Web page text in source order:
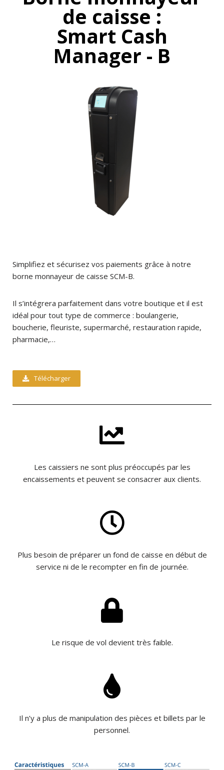
de caisse :
Smart Cash
Manager - B
Simplifiez et sécurisez vos paiements grâce à notre
borne monnayeur de caisse SCM-B.
Il s’intégrera parfaitement dans votre boutique et il est
idéal pour tout type de commerce : boulangerie,
boucherie, fleuriste, supermarché, restauration rapide,
pharmacie,…
Télécharger
Les caissiers ne sont plus préoccupés par les
encaissements et peuvent se consacrer aux clients.
Plus besoin de préparer un fond de caisse en début de
service ni de le recompter en fin de journée.
Le risque de vol devient très faible.
Il n’y a plus de manipulation des pièces et billets par le
personnel.